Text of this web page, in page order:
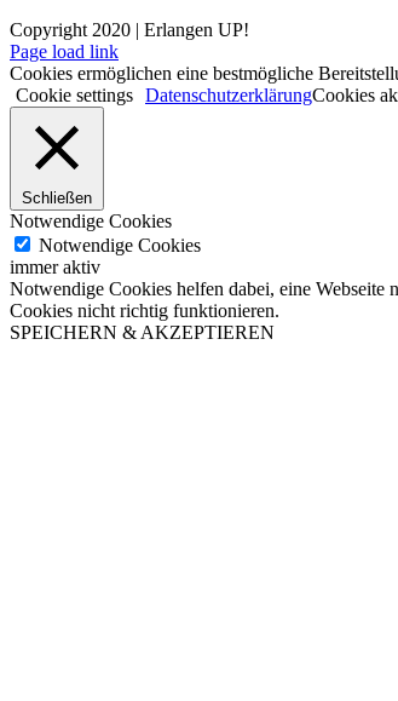
Copyright 2020 | Erlangen UP!
Facebook
Instagram
Page load link
Cookies ermöglichen eine bestmögliche
Cookie settings DatenschutzerklärungCookies
Schließen
Notwendige Cookies
Notwendige Cookies
immer aktiv
Notwendige Cookies helfen dabei, eine Webseite
Cookies nicht richtig funktionieren.
SPEICHERN & AKZEPTIEREN